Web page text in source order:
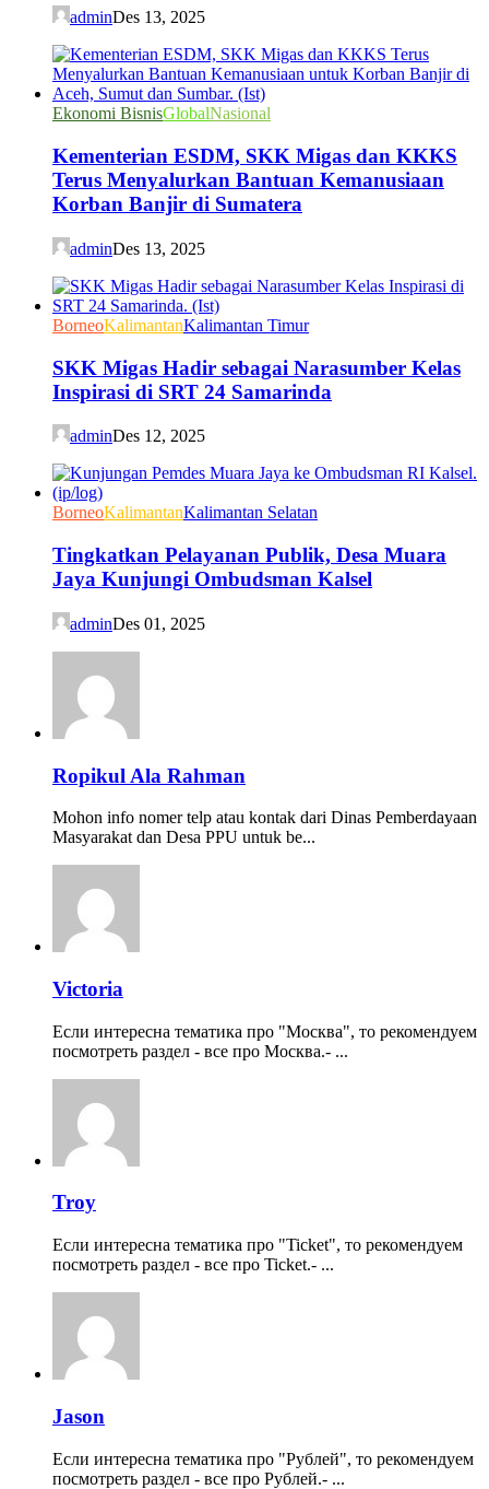
adminDes 13, 2025
Ekonomi BisnisGlobalNasional
Kementerian ESDM, SKK Migas dan KKKS
Terus Menyalurkan Bantuan Kemanusiaan
Korban Banjir di Sumatera
adminDes 13, 2025
BorneoKalimantanKalimantan Timur
SKK Migas Hadir sebagai Narasumber Kelas
Inspirasi di SRT 24 Samarinda
adminDes 12, 2025
BorneoKalimantanKalimantan Selatan
Tingkatkan Pelayanan Publik, Desa Muara
Jaya Kunjungi Ombudsman Kalsel
adminDes 01, 2025
Ropikul Ala Rahman
Mohon info nomer telp atau kontak dari Dinas Pemberdayaan
Masyarakat dan Desa PPU untuk be...
Victoria
Если интересна тематика про "Москва", то рекомендуем
посмотреть раздел - все про Москва.- ...
Troy
Если интересна тематика про "Ticket", то рекомендуем
посмотреть раздел - все про Ticket.- ...
Jason
Если интересна тематика про "Рублей", то рекомендуем
посмотреть раздел - все про Рублей.- ...